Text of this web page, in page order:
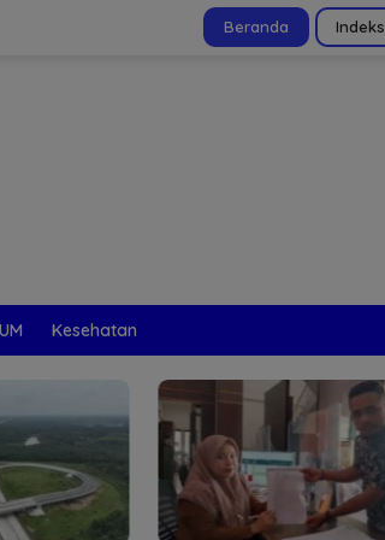
Beranda Indeks
Kesehatan